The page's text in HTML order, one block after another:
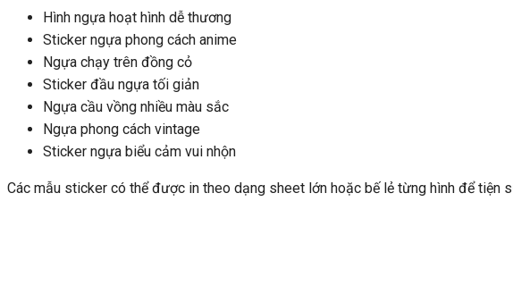
Hình ngựa hoạt hình dễ thương
Sticker ngựa phong cách anime
Ngựa chạy trên đồng cỏ
Sticker đầu ngựa tối giản
Ngựa cầu vồng nhiều màu sắc
Ngựa phong cách vintage
Sticker ngựa biểu cảm vui nhộn
Các mẫu sticker có thể được in theo dạng sheet lớn hoặc bế lẻ từng hình để tiện